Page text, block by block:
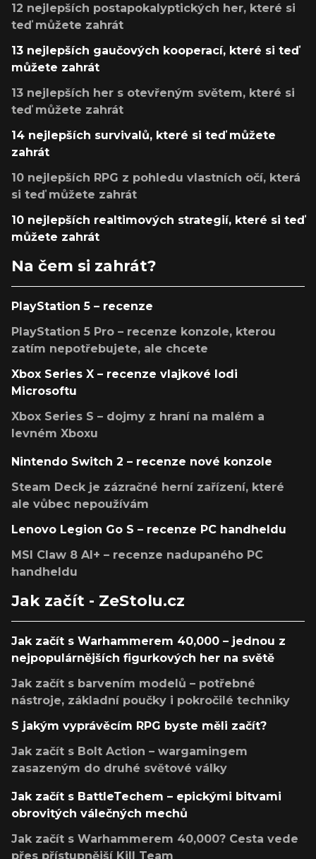
12 nejlepších postapokalyptických her, které si
teď můžete zahrát
13 nejlepších gaučových kooperací, které si teď
můžete zahrát
13 nejlepších her s otevřeným světem, které si
teď můžete zahrát
14 nejlepších survivalů, které si teď můžete
zahrát
10 nejlepších RPG z pohledu vlastních očí, která
si teď můžete zahrát
10 nejlepších realtimových strategií, které si teď
můžete zahrát
Na čem si zahrát?
PlayStation 5 – recenze
PlayStation 5 Pro – recenze konzole, kterou
zatím nepotřebujete, ale chcete
Xbox Series X – recenze vlajkové lodi
Microsoftu
Xbox Series S – dojmy z hraní na malém a
levném Xboxu
Nintendo Switch 2 – recenze nové konzole
Steam Deck je zázračné herní zařízení, které
ale vůbec nepoužívám
Lenovo Legion Go S – recenze PC handheldu
MSI Claw 8 AI+ – recenze nadupaného PC
handheldu
Jak začít - ZeStolu.cz
Jak začít s Warhammerem 40,000 – jednou z
nejpopulárnějších figurkových her na světě
Jak začít s barvením modelů – potřebné
nástroje, základní poučky i pokročilé techniky
S jakým vyprávěcím RPG byste měli začít?
Jak začít s Bolt Action – wargamingem
zasazeným do druhé světové války
Jak začít s BattleTechem – epickými bitvami
obrovitých válečných mechů
Jak začít s Warhammerem 40,000? Cesta vede
přes přístupnější Kill Team